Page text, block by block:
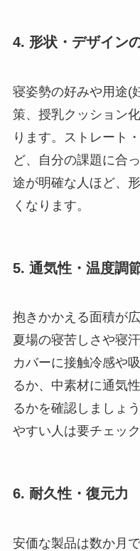
4. 形状・デザイン
寝姿勢の好みや用途(
策、授乳クッション
ります。ストレート
ど、自分の課題に合
途が明確な人ほど、
くなります。
5. 通気性・温度調
抱きかかえる面積が
夏場の寝苦しさや寝
カバーに接触冷感や
るか、中素材に通気
るかを確認しましょ
やすい人は要チェック
6. 耐久性・復元力
安価な製品は数か月